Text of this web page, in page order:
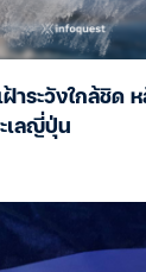
าระวังใกล้ชิด
เลญี่ปุ่น